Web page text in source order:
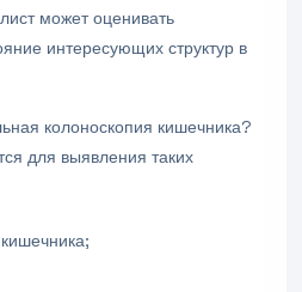
может оценивать
интересующих структур в
колоноскопия кишечника?
для выявления таких